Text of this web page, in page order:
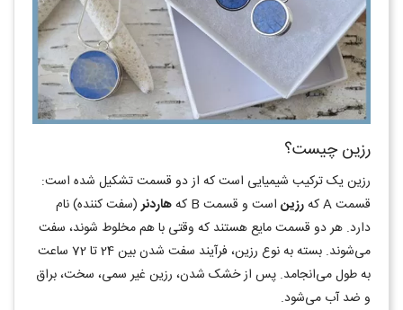
رزین چیست؟
رزین یک ترکیب شیمیایی است که از دو قسمت تشکیل شده است:
قسمت A که
رزین است و قسمت B که هاردنر(سفت کننده) نام
دارد. هر دو قسمت مایع هستند که وقتی با هم مخلوط شوند، سفت
می‌شوند. بسته به نوع رزین، فرآیند سفت شدن بین 24 تا 72 ساعت
به طول می‌انجامد. پس از خشک شدن، رزین غیر سمی، سخت، براق
و ضد آب می‌شود.